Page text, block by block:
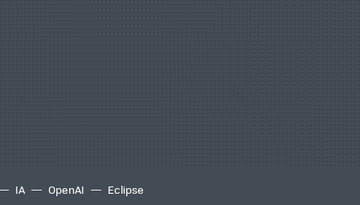
IA OpenAI Eclipse